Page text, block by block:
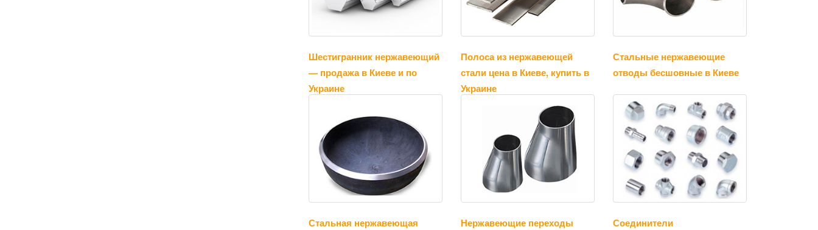
Шестигранник нержавеющий
— продажа в Киеве и по
Украине
Полоса из нержавеющей
стали цена в Киеве, купить в
Украине
Стальные нержавеющие
отводы бесшовные в Киеве
Стальная нержавеющая
Нержавеющие переходы
Соединители